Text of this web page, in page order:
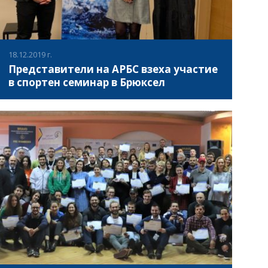
18.12.2019 г.
Представители на АРБС взеха участие
в спортен семинар в Брюксел
проведе семинар на тема „Специфичност на спорта в
рамките на ЕС“ (Specificity of sport within the EU) в
рамките на одобрения работен план на ЕС за спорт
(2017-2020), чиито общи цели са:
ВИЖ ПОВЕЧЕ